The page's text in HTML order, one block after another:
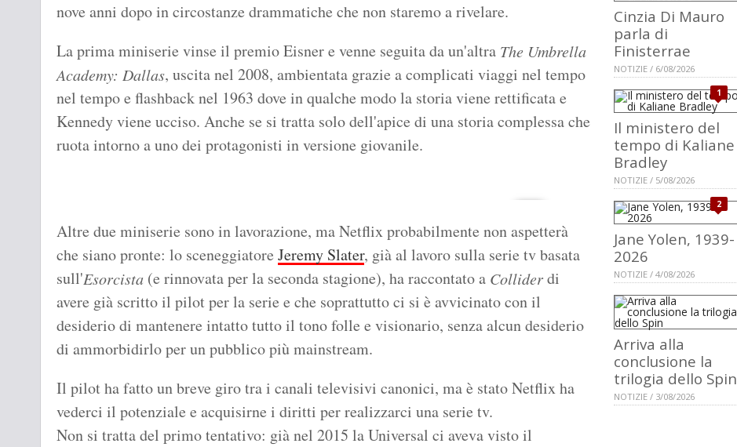
nove anni dopo in circostanze drammatiche che non staremo a rivelare.
La prima miniserie vinse il premio Eisner e venne seguita da un'altra The Umbrella
Academy: Dallas, uscita nel 2008, ambientata grazie a complicati viaggi nel tempo
nel tempo e flashback nel 1963 dove in qualche modo la storia viene rettificata e
Kennedy viene ucciso. Anche se si tratta solo dell'apice di una storia complessa che
ruota intorno a uno dei protagonisti in versione giovanile.
Altre due miniserie sono in lavorazione, ma Netflix probabilmente non aspetterà
che siano pronte: lo sceneggiatore Jeremy Slater, già al lavoro sulla serie tv basata
sull'Esorcista (e rinnovata per la seconda stagione), ha raccontato a Colliderdi
avere già scritto il pilot per la serie e che soprattutto ci si è avvicinato con il
desiderio di mantenere intatto tutto il tono folle e visionario, senza alcun desiderio
di ammorbidirlo per un pubblico più mainstream.
Il pilot ha fatto un breve giro tra i canali televisivi canonici, ma è stato Netflix ha
vederci il potenziale e acquisirne i diritti per realizzarci una serie tv.
Non si tratta del primo tentativo: già nel 2015 la Universal ci aveva visto il
Cinzia Di Mauro
parla di
Finisterrae
NOTIZIE / 6/08/2026
1
Il ministero del
tempo di Kaliane
Bradley
NOTIZIE / 5/08/2026
2
Jane Yolen, 1939-
2026
NOTIZIE / 4/08/2026
Arriva alla
conclusione la
trilogia dello Spin
NOTIZIE / 3/08/2026